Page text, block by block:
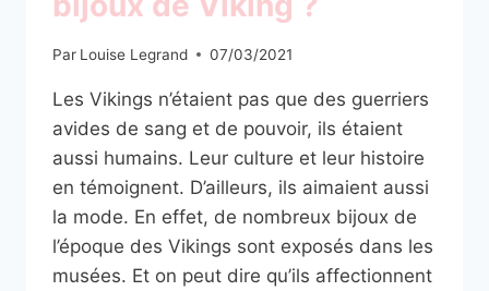
Par Louise Legrand 07/03/2021
Les Vikings n’étaient pas que des guerriers
avides de sang et de pouvoir, ils étaient
aussi humains. Leur culture et leur histoire
en témoignent. D’ailleurs, ils aimaient aussi
la mode. En effet, de nombreux bijoux de
l’époque des Vikings sont exposés dans les
musées. Et on peut dire qu’ils affectionnent